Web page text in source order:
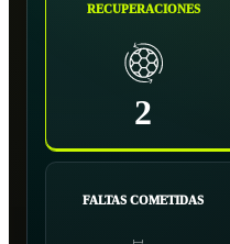
RECUPERACIONES
2
FALTAS COMETIDAS